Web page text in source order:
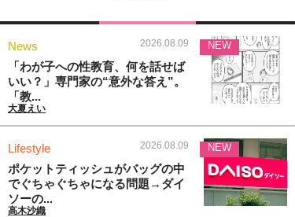
News 2026.08.09
「わが子への性教育、何を話せば
いい？」専門家の“意外な答え”。
「教...
大夏えい
NEW
Lifestyle 2026.08.09
ポケットティッシュがバッグの中
でぐちゃぐちゃになる問題→ダイ
ソーの...
高木沙織
NEW